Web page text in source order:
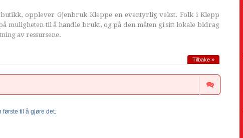
opplever Gjenbruk Kleppe en eventyrlig vekst. Folk i Klepp
muligheten til å handle brukt, og på den måten gi sitt lokale bidrag
av ressursene.
Tilbake »
til å gjøre det.